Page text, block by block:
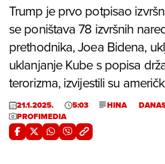
Trump je prvo potpisao
se poništava 78 izvršnih
prethodnika, Joea Bidena,
uklanjanje Kube s popisa
terorizma, izvijestili su
21.1.2025. 5:03 HINA
PROFIMEDIA